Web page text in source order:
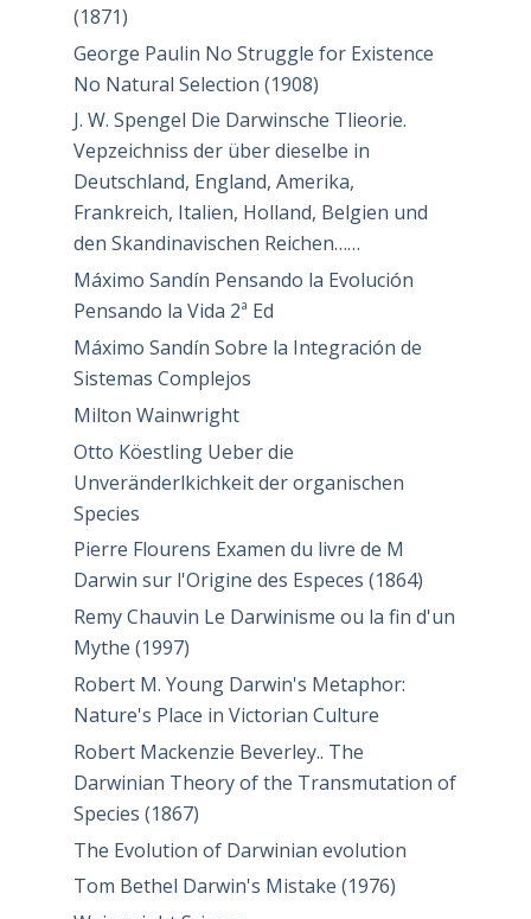
(1871)
George Paulin No Struggle for Existence
No Natural Selection (1908)
J. W. Spengel Die Darwinsche Tlieorie.
Vepzeichniss der über dieselbe in
Deutschland, England, Amerika,
Frankreich, Italien, Holland, Belgien und
den Skandinavischen Reichen……
Máximo Sandín Pensando la Evolución
Pensando la Vida 2ª Ed
Máximo Sandín Sobre la Integración de
Sistemas Complejos
Milton Wainwright
Otto Köestling Ueber die
Unveränderlkichkeit der organischen
Species
Pierre Flourens Examen du livre de M
Darwin sur l'Origine des Especes (1864)
Remy Chauvin Le Darwinisme ou la fin d'un
Mythe (1997)
Robert M. Young Darwin's Metaphor:
Nature's Place in Victorian Culture
Robert Mackenzie Beverley.. The
Darwinian Theory of the Transmutation of
Species (1867)
The Evolution of Darwinian evolution
Tom Bethel Darwin's Mistake (1976)